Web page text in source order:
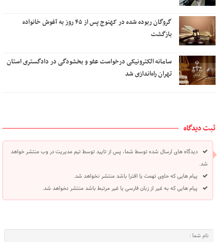
گروگان ربوده‌ شده در کهنوج پس از ۴۵ روز به آغوش خانواده
بازگشت
سامانه الکترونیکی درخواست عفو و بخشودگی در دادگستری استان
تهران راه‌اندازی شد
ثبت دیدگاه
دیدگاه های ارسال شده توسط شما، پس از تایید توسط تیم مدیریت در وب منتشر خواهد
شد.
پیام هایی که حاوی تهمت یا افترا باشد منتشر نخواهد شد.
پیام هایی که به غیر از زبان فارسی یا غیر مرتبط باشد منتشر نخواهد شد.